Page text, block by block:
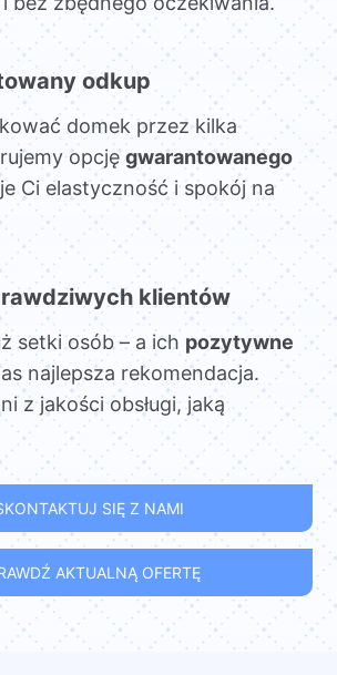
odkup
domek przez kilka
opcjęgwarantowanego
Ci elastyczność i spokój na
klientów
setki osób – a ich pozytywne
najlepsza rekomendacja.
z jakości obsługi, jaką
SIĘ Z NAMI
AKTUALNĄ OFERTĘ